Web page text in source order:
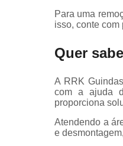
Para uma
isso, conte
Quer
A RRK
com a ajuda
proporciona
Atendendo a
e